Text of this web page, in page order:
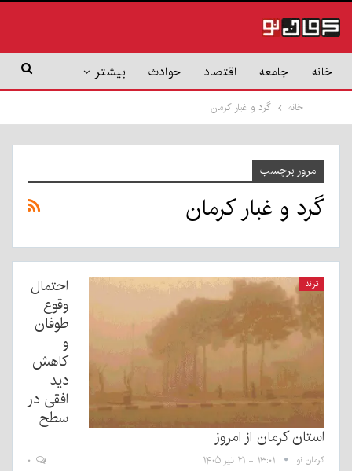
خانه جامعه اقتصاد حوادث بیشتر
خانه گرد و غبار کرمان
مرور برچسب
گرد و غبار کرمان
ترند
احتمال
وقوع
طوفان
و
کاهش
دید
افقی در
سطح
استان کرمان از امروز
کرمان نو ۱۳:۰۱ - ۲۱ تیر ۱۴۰۵